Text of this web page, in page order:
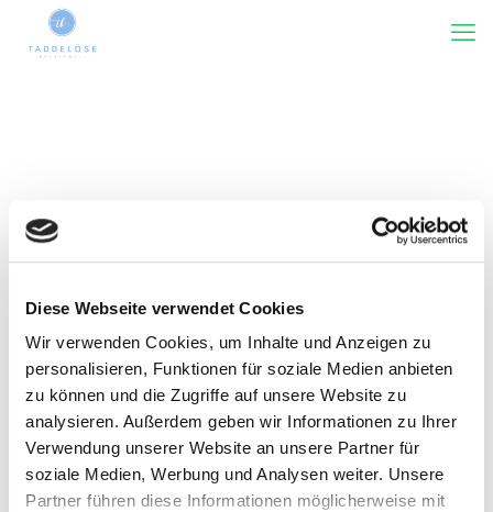
Diese Webseite verwendet Cookies
Wir verwenden Cookies, um Inhalte und Anzeigen zu
personalisieren, Funktionen für soziale Medien anbieten
zu können und die Zugriffe auf unsere Website zu
analysieren. Außerdem geben wir Informationen zu Ihrer
Verwendung unserer Website an unsere Partner für
soziale Medien, Werbung und Analysen weiter. Unsere
Partner führen diese Informationen möglicherweise mit
Kategorie(n) Tags
Rezensiert von
Zeige alles